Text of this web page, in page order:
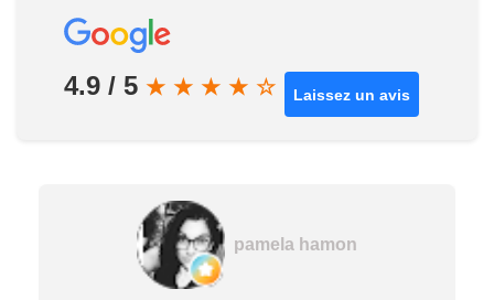
4.9 / 5 ★ ★ ★ ★ ☆ Laissez un avis
pamela hamon